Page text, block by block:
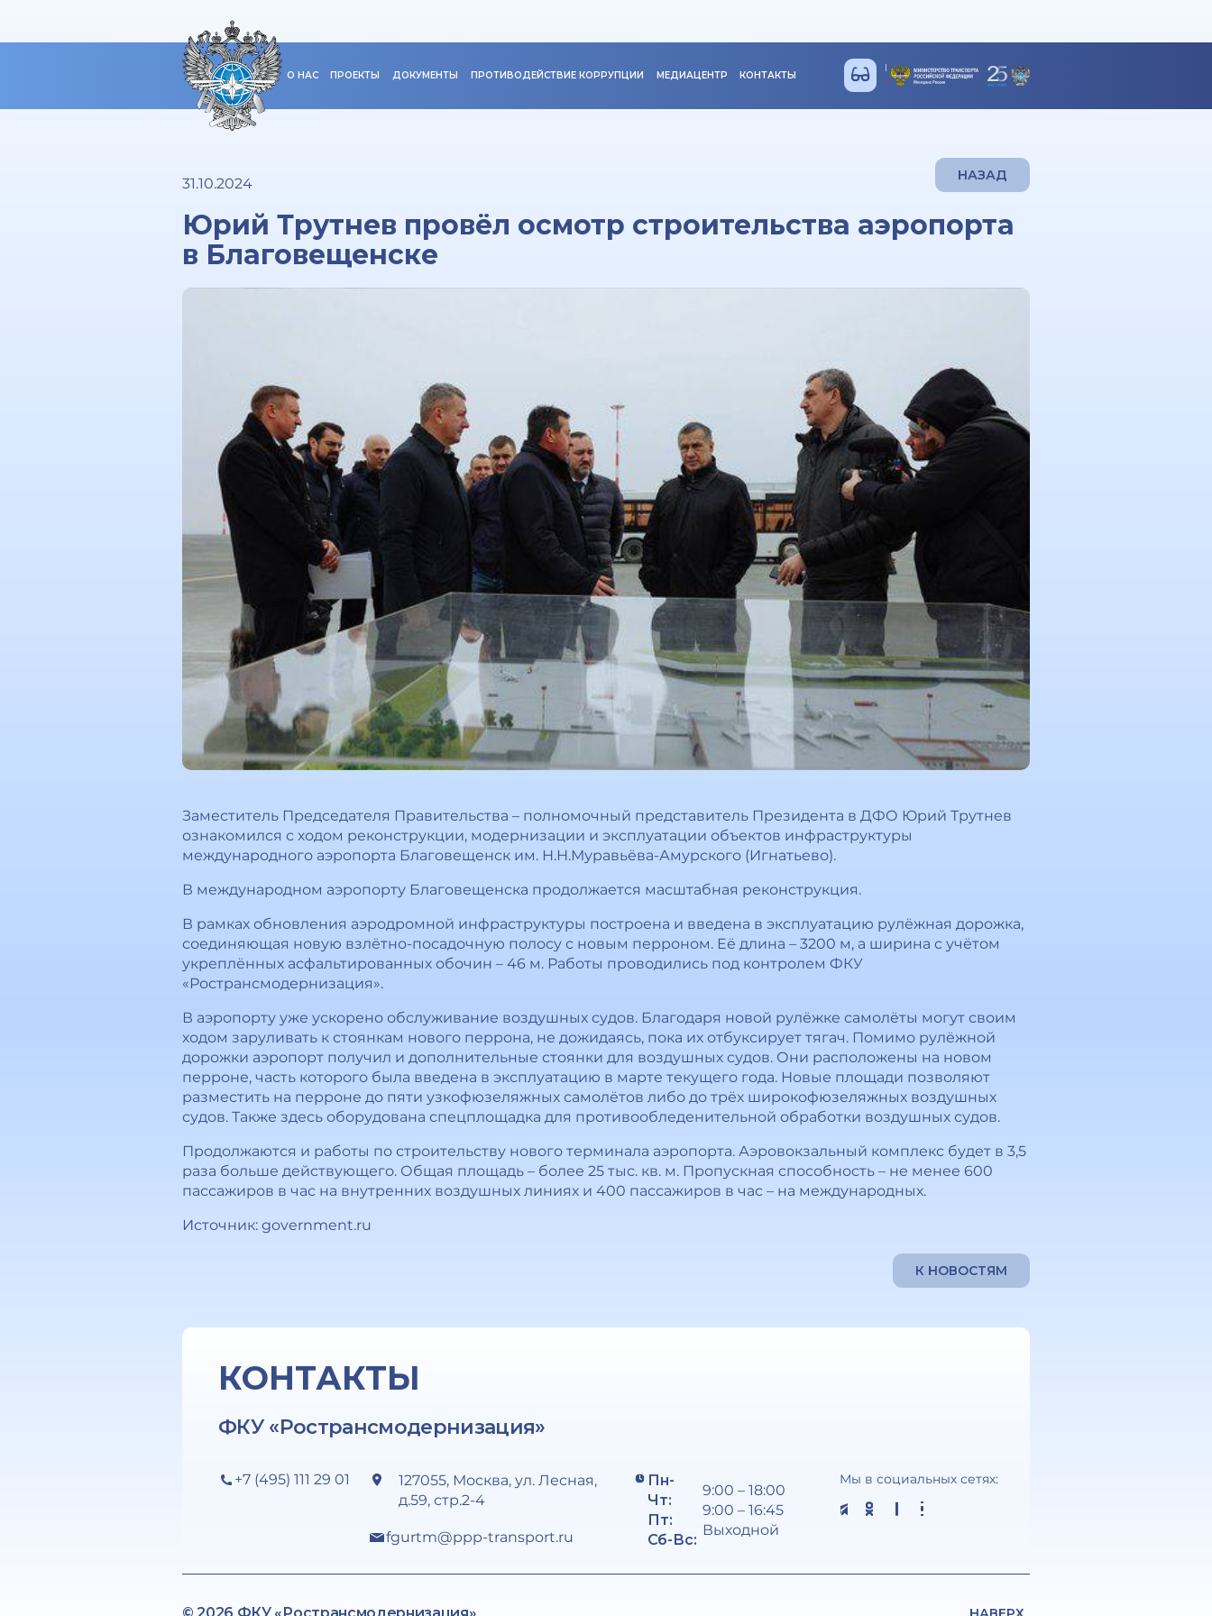
О НАС ПРОЕКТЫ ДОКУМЕНТЫ ПРОТИВОДЕЙСТВИЕ КОРРУПЦИИ МЕДИАЦЕНТР КОНТАКТЫ
31.10.2024 НАЗАД
Юрий Трутнев провёл осмотр строительства аэропорта
в Благовещенске
Заместитель Председателя Правительства – полномочный представитель Президента в ДФО Юрий Трутнев
ознакомился с ходом реконструкции, модернизации и эксплуатации объектов инфраструктуры
международного аэропорта Благовещенск им. Н.Н.Муравьёва-Амурского (Игнатьево).
В международном аэропорту Благовещенска продолжается масштабная реконструкция.
В рамках обновления аэродромной инфраструктуры построена и введена в эксплуатацию рулёжная дорожка,
соединяющая новую взлётно-посадочную полосу с новым перроном. Её длина – 3200 м, а ширина с учётом
укреплённых асфальтированных обочин – 46 м. Работы проводились под контролем ФКУ
«Ространсмодернизация».
В аэропорту уже ускорено обслуживание воздушных судов. Благодаря новой рулёжке самолёты могут своим
ходом заруливать к стоянкам нового перрона, не дожидаясь, пока их отбуксирует тягач. Помимо рулёжной
дорожки аэропорт получил и дополнительные стоянки для воздушных судов. Они расположены на новом
перроне, часть которого была введена в эксплуатацию в марте текущего года. Новые площади позволяют
разместить на перроне до пяти узкофюзеляжных самолётов либо до трёх широкофюзеляжных воздушных
судов. Также здесь оборудована спецплощадка для противообледенительной обработки воздушных судов.
Продолжаются и работы по строительству нового терминала аэропорта. Аэровокзальный комплекс будет в 3,5
раза больше действующего. Общая площадь – более 25 тыс. кв. м. Пропускная способность – не менее 600
пассажиров в час на внутренних воздушных линиях и 400 пассажиров в час – на международных.
Источник: government.ru
К НОВОСТЯМ
КОНТАКТЫ
ФКУ «Ространсмодернизация»
+7 (495) 111 29 01
127055, Москва, ул. Лесная,
д.59, стр.2-4
fgurtm@ppp-transport.ru
Пн-
Чт:
Пт:
Сб-Вс:
9:00 – 18:00
9:00 – 16:45
Выходной
Мы в социальных сетях: